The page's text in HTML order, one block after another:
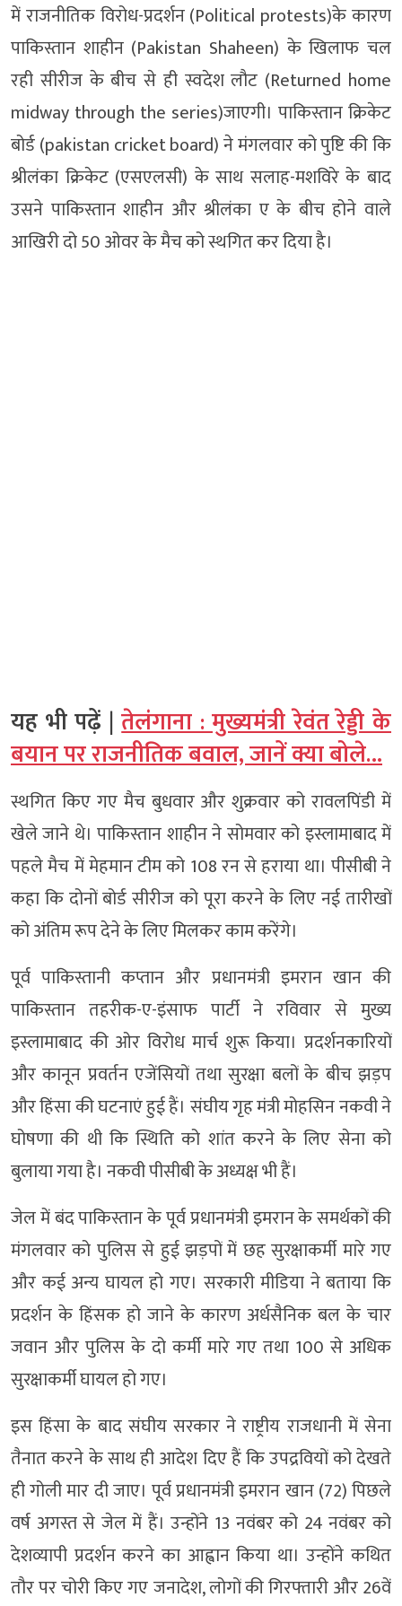
में राजनीतिक विरोध-प्रदर्शन (Political protests)के कारण
पाकिस्तान शाहीन (Pakistan Shaheen) के खिलाफ चल
रही सीरीज के बीच से ही स्वदेश लौट (Returned home
midway through the series)जाएगी। पाकिस्तान क्रिकेट
बोर्ड (pakistan cricket board) ने मंगलवार को पुष्टि की कि
श्रीलंका क्रिकेट (एसएलसी) के साथ सलाह-मशविरे के बाद
उसने पाकिस्तान शाहीन और श्रीलंका ए के बीच होने वाले
आखिरी दो 50 ओवर के मैच को स्थगित कर दिया है।
यह भी पढ़ें |तेलंगाना : मुख्यमंत्री रेवंत रेड्डी के
बयान पर राजनीतिक बवाल, जानें क्या बोले…
स्थगित किए गए मैच बुधवार और शुक्रवार को रावलपिंडी में
खेले जाने थे। पाकिस्तान शाहीन ने सोमवार को इस्लामाबाद में
पहले मैच में मेहमान टीम को 108 रन से हराया था। पीसीबी ने
कहा कि दोनों बोर्ड सीरीज को पूरा करने के लिए नई तारीखों
को अंतिम रूप देने के लिए मिलकर काम करेंगे।
पूर्व पाकिस्तानी कप्तान और प्रधानमंत्री इमरान खान की
पाकिस्तान तहरीक-ए-इंसाफ पार्टी ने रविवार से मुख्य
इस्लामाबाद की ओर विरोध मार्च शुरू किया। प्रदर्शनकारियों
और कानून प्रवर्तन एजेंसियों तथा सुरक्षा बलों के बीच झड़प
और हिंसा की घटनाएं हुई हैं। संघीय गृह मंत्री मोहसिन नकवी ने
घोषणा की थी कि स्थिति को शांत करने के लिए सेना को
बुलाया गया है। नकवी पीसीबी के अध्यक्ष भी हैं।
जेल में बंद पाकिस्तान के पूर्व प्रधानमंत्री इमरान के समर्थकों की
मंगलवार को पुलिस से हुई झड़पों में छह सुरक्षाकर्मी मारे गए
और कई अन्य घायल हो गए। सरकारी मीडिया ने बताया कि
प्रदर्शन के हिंसक हो जाने के कारण अर्धसैनिक बल के चार
जवान और पुलिस के दो कर्मी मारे गए तथा 100 से अधिक
सुरक्षाकर्मी घायल हो गए।
इस हिंसा के बाद संघीय सरकार ने राष्ट्रीय राजधानी में सेना
तैनात करने के साथ ही आदेश दिए हैं कि उपद्रवियों को देखते
ही गोली मार दी जाए। पूर्व प्रधानमंत्री इमरान खान (72) पिछले
वर्ष अगस्त से जेल में हैं। उन्होंने 13 नवंबर को 24 नवंबर को
देशव्यापी प्रदर्शन करने का आह्वान किया था। उन्होंने कथित
तौर पर चोरी किए गए जनादेश, लोगों की गिरफ्तारी और 26वें